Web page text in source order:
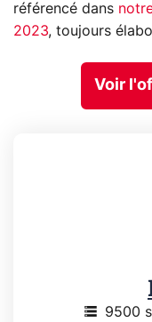
référencé dans
2023, toujours
Voir
storage 9500